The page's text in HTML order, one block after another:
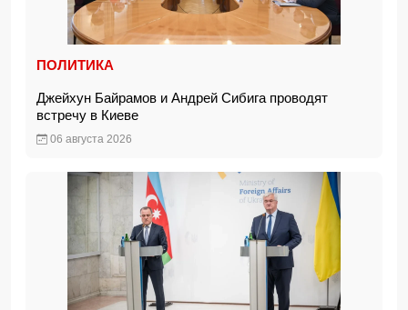
ПОЛИТИКА
Джейхун Байрамов и Андрей Сибига проводят
встречу в Киеве
06 августа 2026